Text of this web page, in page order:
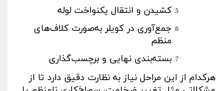
کشیدن و انتقال یکنواخت لوله
جمع‌آوری در کویلر به‌صورت کلاف‌های
منظم
بسته‌بندی نهایی و برچسب‌گذاری
هرکدام از این مراحل نیاز به نظارت دقیق دارد تا از